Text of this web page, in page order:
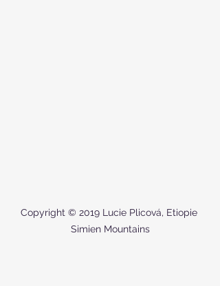
Copyright © 2019 Lucie Plicová, Etiopie
Simien Mountains